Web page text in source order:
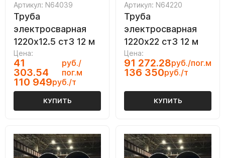
Артикул: N64039
Труба
электросварная
1220х12.5 ст3 12 м
Цена:
41
303.54
руб./
пог.м
110 949руб./т
КУПИТЬ
Артикул: N64220
Труба
электросварная
1220х22 ст3 12 м
Цена:
91 272.28руб./пог.м
136 350руб./т
КУПИТЬ